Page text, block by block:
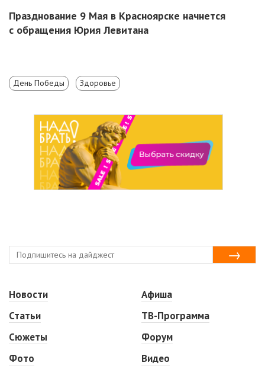
Празднование 9 Мая в Красноярске начнется
с обращения Юрия Левитана
День Победы Здоровье
Новости
Статьи
Сюжеты
Фото
Афиша
ТВ-Программа
Форум
Видео